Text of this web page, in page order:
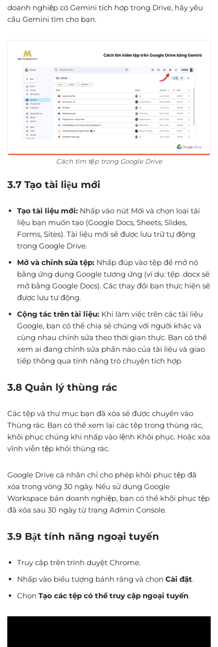
doanh nghiệp có Gemini tích hợp trong Drive, hãy yêu
cầu Gemini tìm cho bạn.
Cách tìm tệp trong Google Drive
3.7 Tạo tài liệu mới
Tạo tài liệu mới: Nhấp vào nút Mới và chọn loại tài
liệu bạn muốn tạo (Google Docs, Sheets, Slides,
Forms, Sites). Tài liệu mới sẽ được lưu trữ tự động
trong Google Drive.
Mở và chỉnh sửa tệp: Nhấp đúp vào tệp để mở nó
bằng ứng dụng Google tương ứng (ví dụ: tệp .docx sẽ
mở bằng Google Docs). Các thay đổi bạn thực hiện sẽ
được lưu tự động.
Cộng tác trên tài liệu: Khi làm việc trên các tài liệu
Google, bạn có thể chia sẻ chúng với người khác và
cùng nhau chỉnh sửa theo thời gian thực. Bạn có thể
xem ai đang chỉnh sửa phần nào của tài liệu và giao
tiếp thông qua tính năng trò chuyện tích hợp.
3.8 Quản lý thùng rác
Các tệp và thư mục bạn đã xóa sẽ được chuyển vào
Thùng rác. Bạn có thể xem lại các tệp trong thùng rác,
khôi phục chúng khi nhấp vào lệnh Khôi phục. Hoặc xóa
vĩnh viễn tệp khỏi thùng rác.
Google Drive cá nhân chỉ cho phép khôi phục tệp đã
xóa trong vòng 30 ngày. Nếu sử dụng Google
Workspace bản doanh nghiệp, bạn có thể khôi phục tệp
đã xóa sau 30 ngày từ trang Admin Console.
3.9 Bật tính năng ngoại tuyến
Truy cập trên trình duyệt Chrome.
Nhấp vào biểu tượng bánh răng và chọn Cài đặt.
Chọn Tạo các tệp có thể truy cập ngoại tuyến.